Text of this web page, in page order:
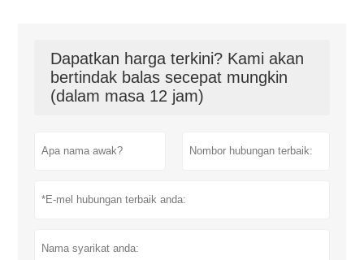
Dapatkan harga terkini? Kami akan
bertindak balas secepat mungkin
(dalam masa 12 jam)